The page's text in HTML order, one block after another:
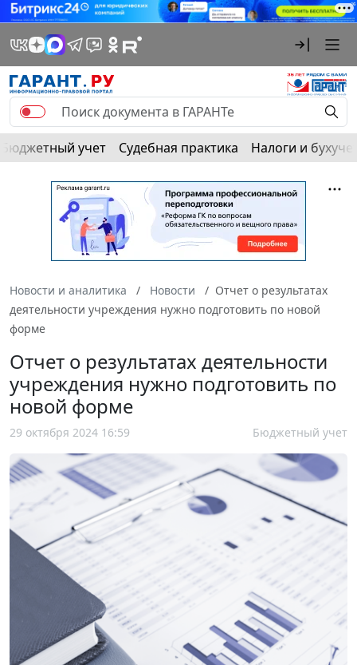
Бюджетный учет Судебная практика Налоги и
Новости и аналитика Новости
Отчет о результатах
деятельности учреждения нужно подготовить по новой
форме
Отчет о результатах деятельности
учреждения нужно подготовить по
новой форме
29 октября 2024 16:59 Бюджетный учет